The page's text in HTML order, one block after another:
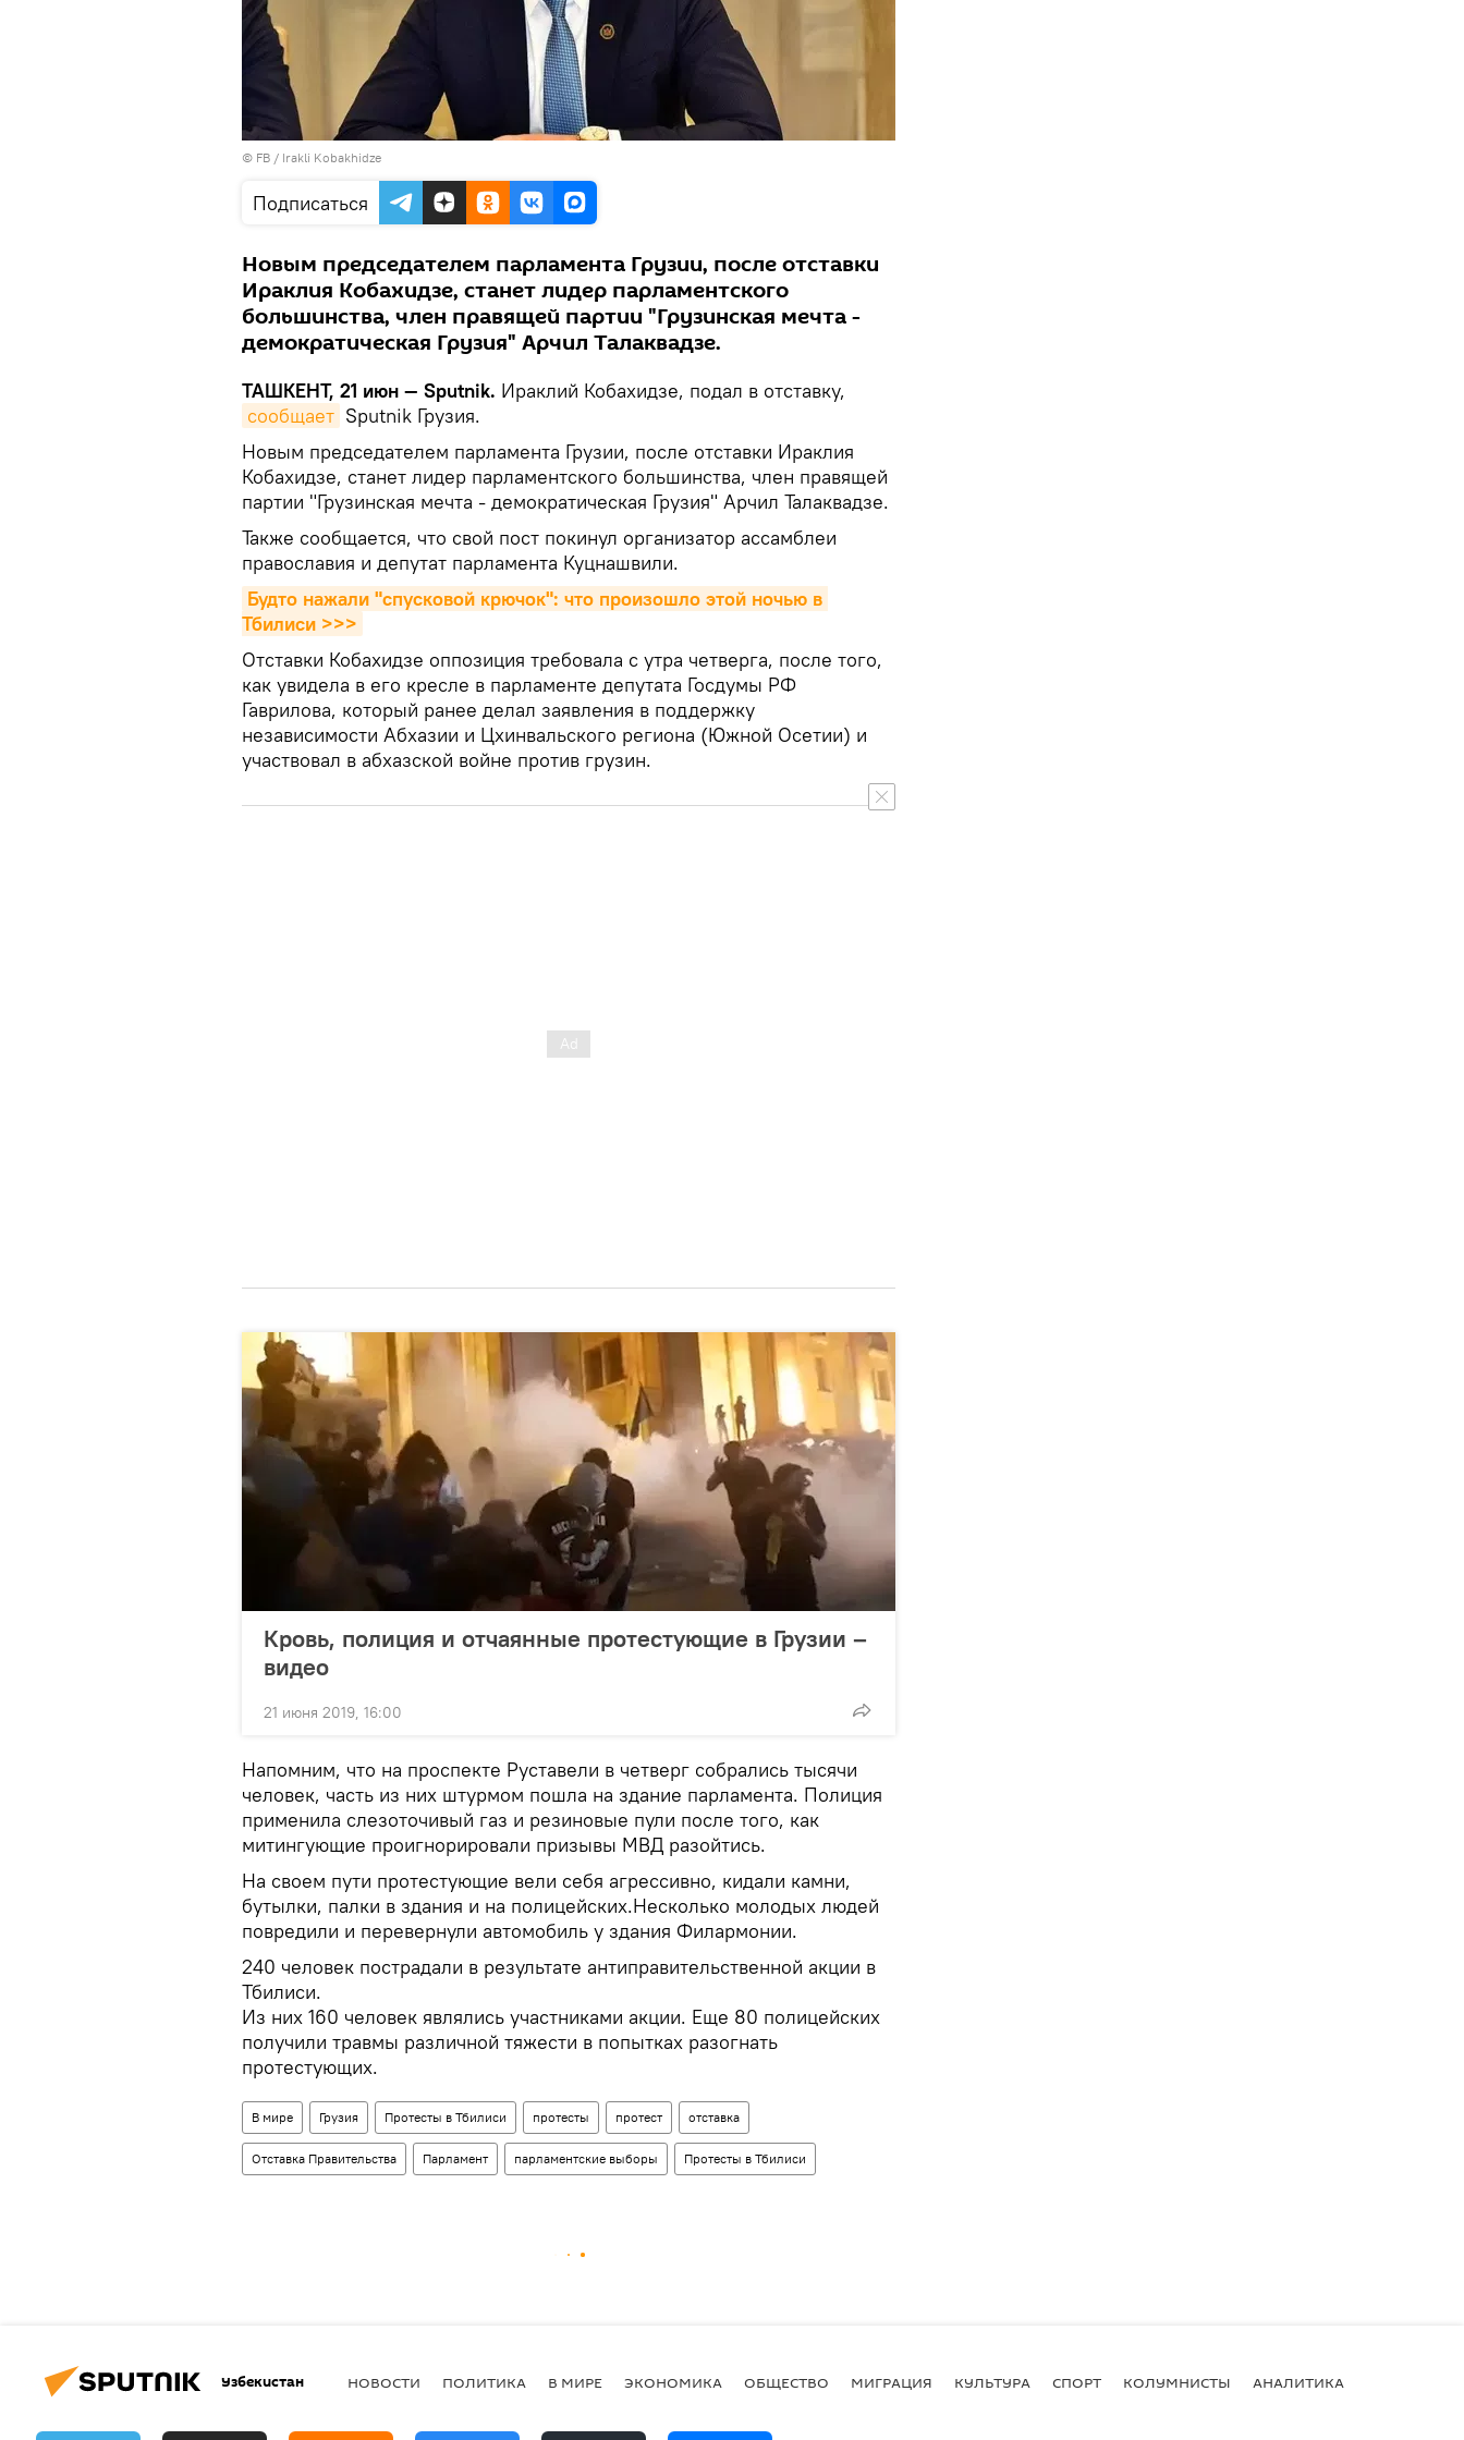
© FB / Irakli Kobakhidze
Подписаться
Новым председателем парламента Грузии, после отставки
Ираклия Кобахидзе, станет лидер парламентского
большинства, член правящей партии "Грузинская мечта -
демократическая Грузия" Арчил Талаквадзе.
ТАШКЕНТ, 21 июн — Sputnik. Ираклий Кобахидзе, подал в отставку,
сообщает Sputnik Грузия.
Новым председателем парламента Грузии, после отставки Ираклия
Кобахидзе, станет лидер парламентского большинства, член правящей
партии "Грузинская мечта - демократическая Грузия" Арчил Талаквадзе.
Также сообщается, что свой пост покинул организатор ассамблеи
православия и депутат парламента Куцнашвили.
Будто нажали "спусковой крючок": что произошло этой ночью в
Тбилиси >>>
Отставки Кобахидзе оппозиция требовала с утра четверга, после того,
как увидела в его кресле в парламенте депутата Госдумы РФ
Гаврилова, который ранее делал заявления в поддержку
независимости Абхазии и Цхинвальского региона (Южной Осетии) и
участвовал в абхазской войне против грузин.
Кровь, полиция и отчаянные протестующие в Грузии –
видео
21 июня 2019, 16:00
Напомним, что на проспекте Руставели в четверг собрались тысячи
человек, часть из них штурмом пошла на здание парламента. Полиция
применила слезоточивый газ и резиновые пули после того, как
митингующие проигнорировали призывы МВД разойтись.
На своем пути протестующие вели себя агрессивно, кидали камни,
бутылки, палки в здания и на полицейских.Несколько молодых людей
повредили и перевернули автомобиль у здания Филармонии.
240 человек пострадали в результате антиправительственной акции в
Тбилиси.
Из них 160 человек являлись участниками акции. Еще 80 полицейских
получили травмы различной тяжести в попытках разогнать
протестующих.
В мире Грузия Протесты в Тбилиси протесты протест отставка
Отставка Правительства Парламент парламентские выборы Протесты в Тбилиси
Узбекистан НОВОСТИ ПОЛИТИКА В МИРЕ ЭКОНОМИКА ОБЩЕСТВО МИГРАЦИЯ КУЛЬТУРА СПОРТ КОЛУМНИСТЫ АНАЛИТИКА